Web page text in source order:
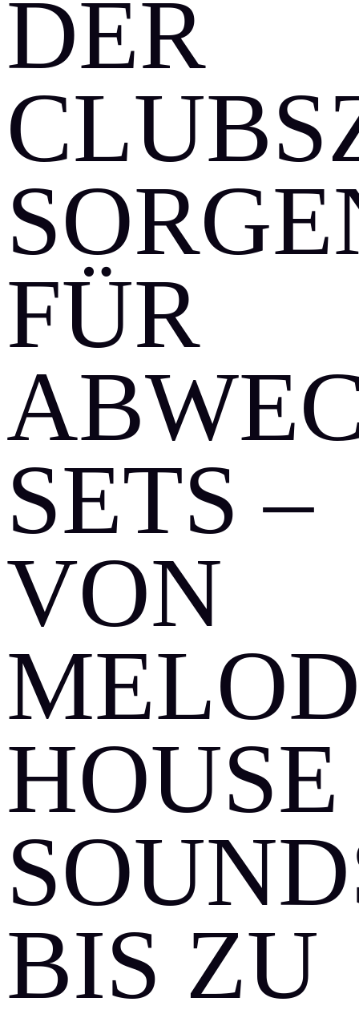
ER C
ORGEN
ÜR A
ETS – V
ON M
OUSE S
OUNDS
IS ZU T